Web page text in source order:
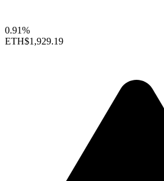
0.91%
ETH$1,929.19